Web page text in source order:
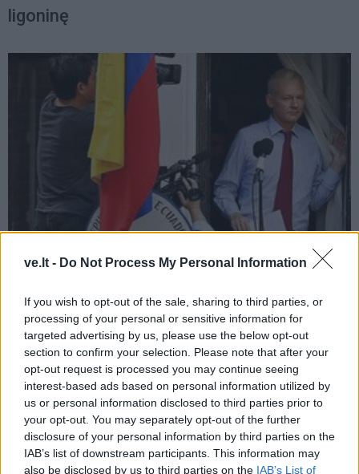
ve.lt - Do Not Process My Personal Information
If you wish to opt-out of the sale, sharing to third parties, or
processing of your personal or sensitive information for
targeted advertising by us, please use the below opt-out
section to confirm your selection. Please note that after your
opt-out request is processed you may continue seeing
interest-based ads based on personal information utilized by
us or personal information disclosed to third parties prior to
your opt-out. You may separately opt-out of the further
disclosure of your personal information by third parties on the
IAB’s list of downstream participants. This information may
also be disclosed by us to third parties on the IAB’s List of
ligoninę
2012-09-30 13:44
Julianas Assange'as gyvenimą Ekvadoro
ambasadoje palygino su kosmine stotimi